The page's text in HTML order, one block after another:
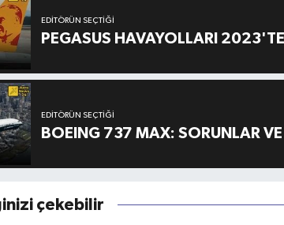
EDITÖRÜN SEÇTIĞI
PEGASUS HAVAYOLLARI
EDITÖRÜN SEÇTIĞI
BOEING 737 MAX: SORUNLAR
çekebilir